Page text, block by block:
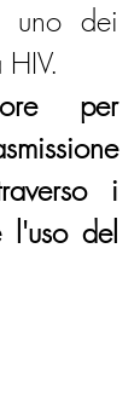
uno dei
per
i
l'uso del